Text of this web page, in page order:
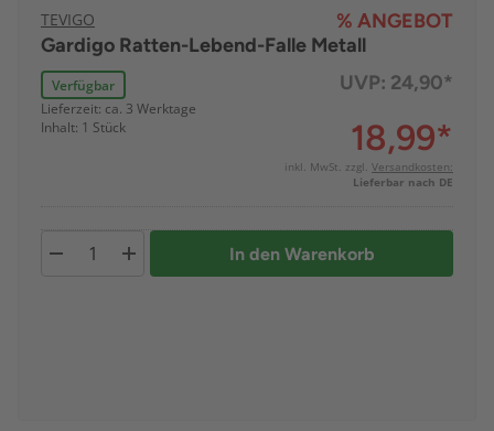
TEVIGO
% ANGEBOT
Gardigo Ratten-Lebend-Falle Metall
Verfügbar
Lieferzeit: ca. 3 Werktage
Inhalt: 1 Stück
UVP: 24,90*
18,99*
inkl. MwSt. zzgl. Versandkosten:
Lieferbar nach DE
In den Warenkorb